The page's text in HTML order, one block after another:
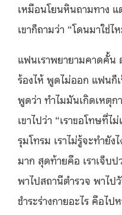
เหมือนโยนหินถามทาง แ
เขาก็ถามว่า “โดนมาใช่ไ
แฟนเราพยายามคาดคั้น
ร้องไห้ พูดไม่ออก แฟนก็
พูดว่า ทำไมมันเกิดเหตุก
เขาไปว่า “เราขอโทษที่ไ
รุมโทรม เราไม่รู้จะทำยัง
มาก สุดท้ายคือ เราเจ็บ
พาไปสถานีตำรวจ พาไป
ชำระร่างกายอะไร คือไป